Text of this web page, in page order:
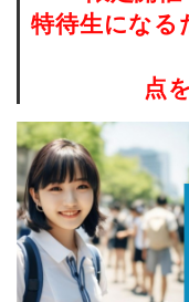
特待生になる
点